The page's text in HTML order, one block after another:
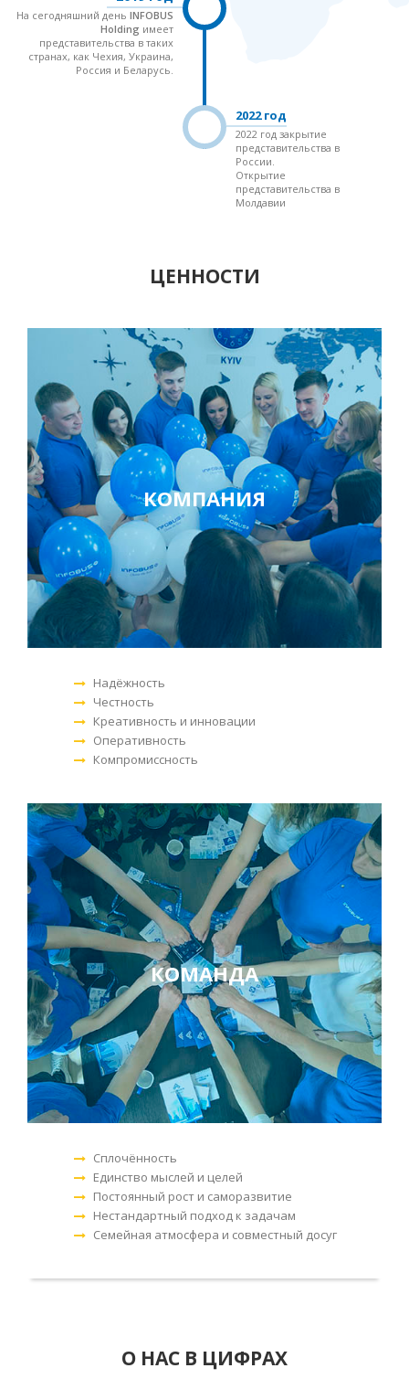
На сегодняшний день INFOBUS
Holding имеет
представительства в таких
странах, как Чехия, Украина,
Россия и Беларусь.
2022 год
2022 год закрытие
представительства в
России.
Открытие
представительства в
Молдавии
ЦЕННОСТИ
КОМПАНИЯ
Надёжность
Честность
Креативность и инновации
Оперативность
Компромиссность
КОМАНДА
Сплочённость
Единство мыслей и целей
Постоянный рост и саморазвитие
Нестандартный подход к задачам
Семейная атмосфера и совместный досуг
О НАС В ЦИФРАХ